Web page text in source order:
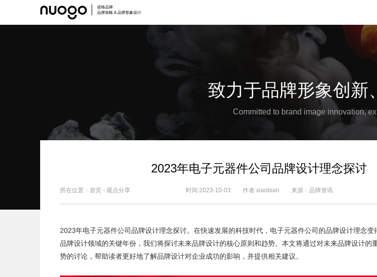
诺格品牌
品牌策略 & 品牌形象设计
致力于品牌形象创新
Committed to brand image innovation,
2023年电子元器件公司品牌设计理念探讨
所在位置： 首页- 观点分享 时间:2023-10-03 作者:xiaobian 来源：品牌资讯
2023年电子元器件公司品牌设计理念探讨。在快速发展的科技时代，电子元器件公司的品牌设计理念
品牌设计领域的关键年份，我们将探讨未来品牌设计的核心原则和趋势。本文将通过对未来品牌设计的
势的讨论，帮助读者更好地了解品牌设计对企业成功的影响，并提供相关建议。